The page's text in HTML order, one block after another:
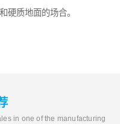
硬质地面的场合。
in one of the manufacturing